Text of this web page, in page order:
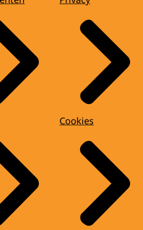
Cookies